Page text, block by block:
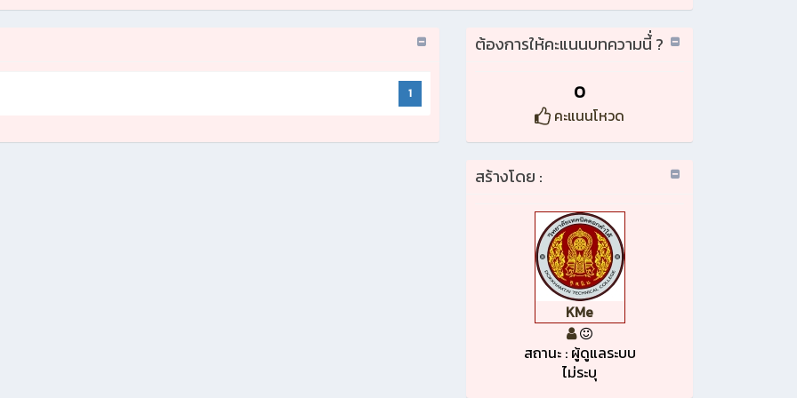
1
ต้องการให้คะแนนบทความนี้่ ?
0
คะแนนโหวด
สร้างโดย :
KMe
สถานะ : ผู้ดูแลระบบ
ไม่ระบุ